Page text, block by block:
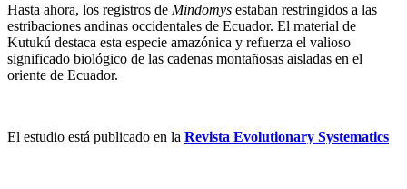
Hasta ahora, los registros de Mindomys estaban restringidos a las
estribaciones andinas occidentales de Ecuador. El material de
Kutukú destaca esta especie amazónica y refuerza el valioso
significado biológico de las cadenas montañosas aisladas en el
oriente de Ecuador.
El estudio está publicado en la Revista Evolutionary Systematics